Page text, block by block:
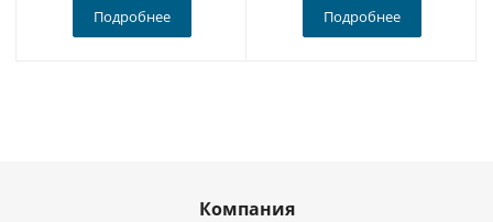
Подробнее Подробнее
Компания